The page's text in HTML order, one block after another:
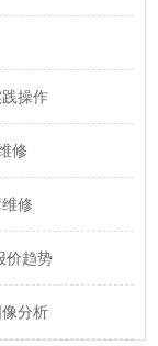
操作
修
修
价趋势
分析